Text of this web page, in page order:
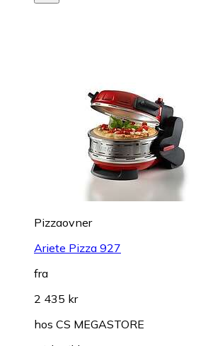
Pizzaovner
Ariete Pizza 927
fra
2 435 kr
hos CS MEGASTORE